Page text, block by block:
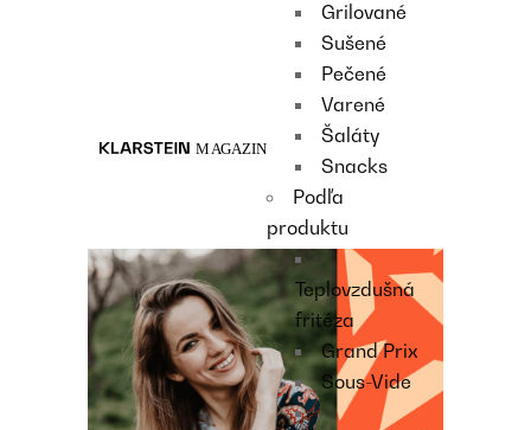
Grilované
Sušené
Pečené
Varené
Šaláty
Snacks
Podľa
produktu
Teplovzdušná
fritéza
Grand Prix
Sous-Vide